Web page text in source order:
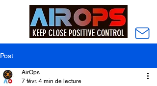
Post
AirOps
7 févr. 4 min de lecture